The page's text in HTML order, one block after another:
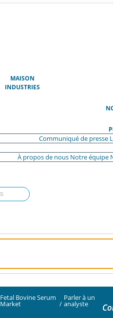
MAISON(ACTUEL)
INDUSTRIES
Communiqué de presse
À propos de nous Notre équipe
Fetal Bovine Serum
Market /
Parler à un
analyste